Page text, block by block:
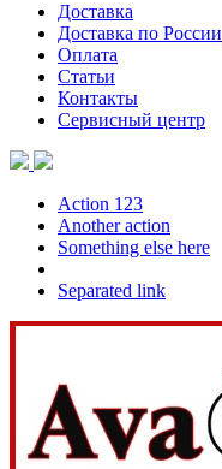
Доставка
Доставка по России
Оплата
Статьи
Контакты
Сервисный центр
Action 123
Another action
Something else here
Separated link